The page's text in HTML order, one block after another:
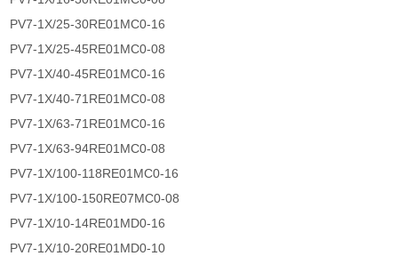
PV7-1X/25-30RE01MC0-16
PV7-1X/25-45RE01MC0-08
PV7-1X/40-45RE01MC0-16
PV7-1X/40-71RE01MC0-08
PV7-1X/63-71RE01MC0-16
PV7-1X/63-94RE01MC0-08
PV7-1X/100-118RE01MC0-16
PV7-1X/100-150RE07MC0-08
PV7-1X/10-14RE01MD0-16
PV7-1X/10-20RE01MD0-10